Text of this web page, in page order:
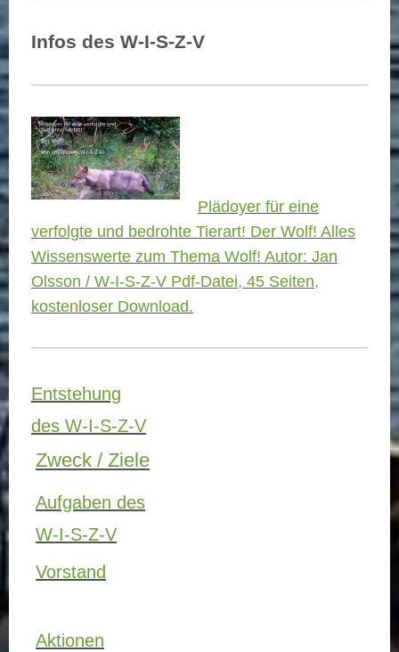
Infos des W-I-S-Z-V
Plädoyer für eine
verfolgte und bedrohte Tierart! Der Wolf! Alles
Wissenswerte zum Thema Wolf! Autor: Jan
Olsson / W-I-S-Z-V Pdf-Datei, 45 Seiten,
kostenloser Download.
Entstehung
des W-I-S-Z-V
Zweck / Ziele
Aufgaben des
W-I-S-Z-V
Vorstand
Aktionen